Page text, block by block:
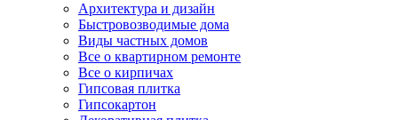
Архитектура и дизайн
Быстровозводимые дома
Виды частных домов
Все о квартирном ремонте
Все о кирпичах
Гипсовая плитка
Гипсокартон